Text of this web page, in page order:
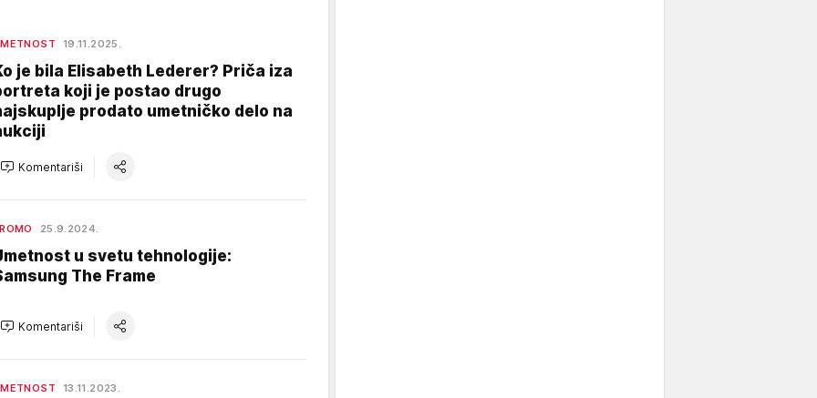
19.11.2025.
je bila Elisabeth Lederer? Priča iza
koji je postao drugo
prodato umetničko delo na
Komentariši
25.9.2024.
u svetu tehnologije:
The Frame
Komentariši
13.11.2023.